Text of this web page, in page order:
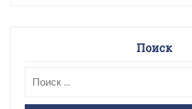
Поиск